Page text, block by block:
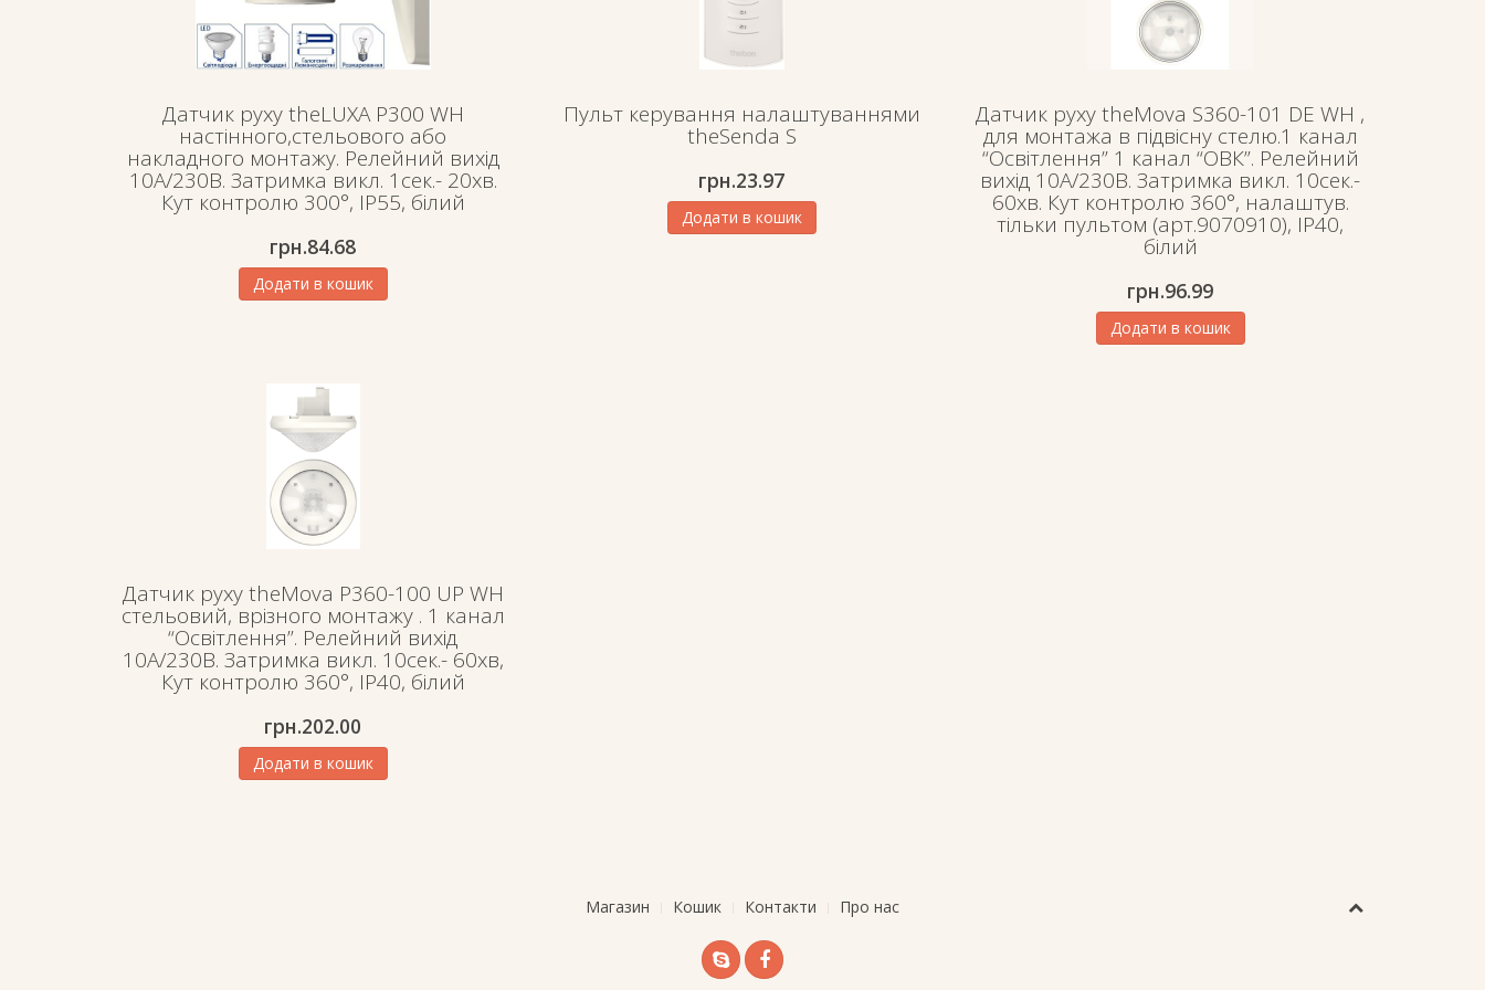
Датчик руху theLUXA P300 WH
настінного,стельового або
накладного монтажу. Релейний вихід
10А/230В. Затримка викл. 1сек.- 20хв.
Кут контролю 300°, IP55, білий
грн.84.68
Додати в кошик
Пульт керування налаштуваннями
theSenda S
грн.23.97
Додати в кошик
Датчик руху theMova S360-101 DE WH ,
для монтажа в підвісну стелю.1 канал
“Освітлення” 1 канал “ОВК”. Релейний
вихід 10А/230В. Затримка викл. 10сек.-
60хв. Кут контролю 360°, налаштув.
тільки пультом (арт.9070910), IP40,
білий
грн.96.99
Додати в кошик
Датчик руху theMova P360-100 UP WH
стельовий, врізного монтажу . 1 канал
“Освітлення”. Релейний вихід
10А/230В. Затримка викл. 10сек.- 60хв,
Кут контролю 360°, ІР40, білий
грн.202.00
Додати в кошик
Магазин Кошик Контакти Про нас